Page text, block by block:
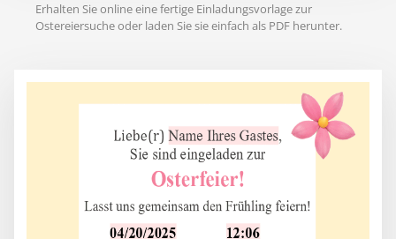
Erhalten Sie online eine fertige Einladungsvorlage zur
Ostereiersuche oder laden Sie sie einfach als PDF herunter.